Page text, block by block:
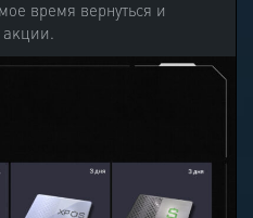
время вернуться и
акции.